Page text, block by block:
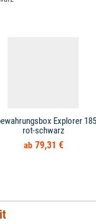
Explorer
rot-schwarz
79,31 €